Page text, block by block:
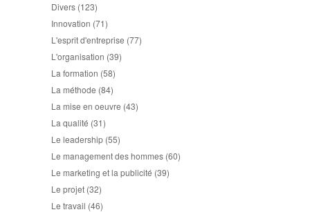
Divers (123)
Innovation (71)
L'esprit d'entreprise (77)
L'organisation (39)
La formation (58)
La méthode (84)
La mise en oeuvre (43)
La qualité (31)
Le leadership (55)
Le management des hommes (60)
Le marketing et la publicité (39)
Le projet (32)
Le travail (46)